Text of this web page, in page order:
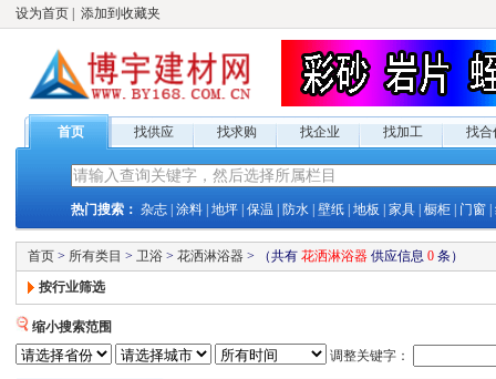
设为首页 添加到收藏夹
首页 找供应 找求购 找企业 找加工 找合
热门搜索： 杂志 涂料 地坪 保温 防水 壁纸 地板 家具 橱柜 门窗
首页 > 所有类目 > 卫浴 > 花洒淋浴器 > （共有 花洒淋浴器 供应信息 0 条）
按行业筛选
缩小搜索范围
调整关键字：